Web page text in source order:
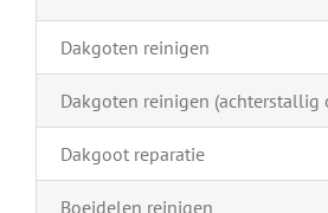
Dakgoten reinigen
Dakgoten reinigen (achterstallig
Dakgoot reparatie
Boeidelen reinigen